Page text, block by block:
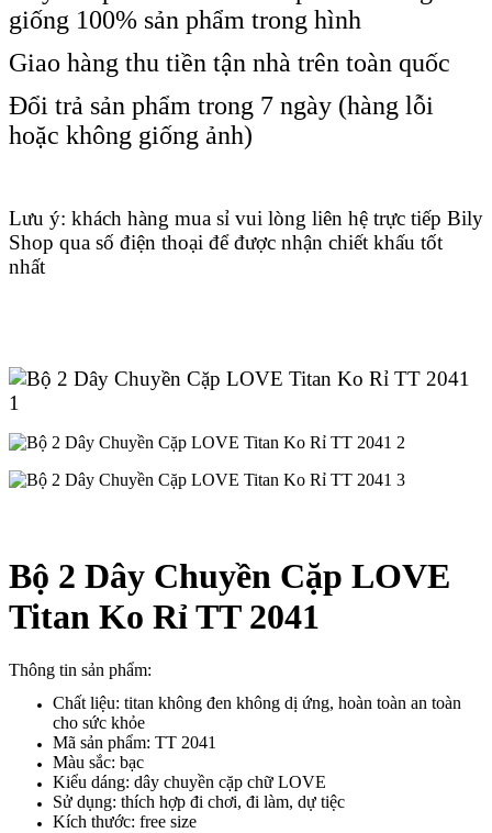
giống 100% sản phẩm trong hình
Giao hàng thu tiền tận nhà trên toàn quốc
Đổi trả sản phẩm trong 7 ngày (hàng lỗi
hoặc không giống ảnh)
Lưu ý: khách hàng mua sỉ vui lòng liên hệ trực tiếp Bily
Shop qua số điện thoại để được nhận chiết khấu tốt
nhất
Bộ 2 Dây Chuyền Cặp LOVE
Titan Ko Rỉ TT 2041
Thông tin sản phẩm:
Chất liệu: titan không đen không dị ứng, hoàn toàn an toàn
cho sức khỏe
Mã sản phẩm: TT 2041
Màu sắc: bạc
Kiểu dáng: dây chuyền cặp chữ LOVE
Sử dụng: thích hợp đi chơi, đi làm, dự tiệc
Kích thước: free size